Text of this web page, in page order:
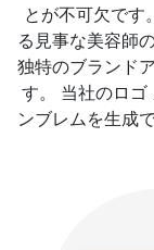
とが不可欠です
る見事な美容師
独特のブランド
す。 当社のロゴ
ンブレムを生成